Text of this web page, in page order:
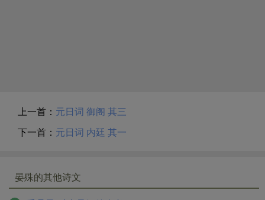
上一首： 元日词 御阁 其三
下一首： 元日词 内廷 其一
晏殊的其他诗文